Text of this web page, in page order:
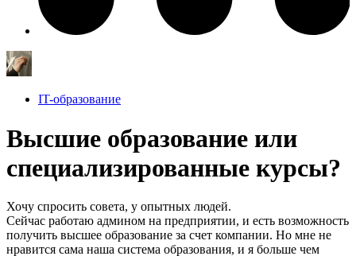
IT-образование
Высшие образование или
специализированные курсы?
Хочу спросить совета, у опытных людей.
Сейчас работаю админом на предприятии, и есть возможность
получить высшее образование за счет компании. Но мне не
нравится сама наша система образования, и я больше чем